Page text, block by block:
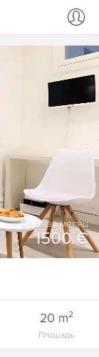
Цена за месяц
1500 €
Площадь
20 m²